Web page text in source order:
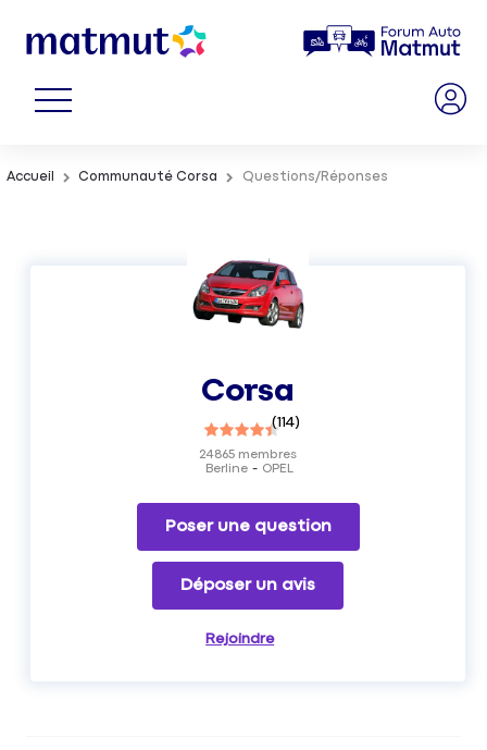
Accueil Communauté Corsa Questions/Réponses
Corsa
(114)
Berline OPEL
24865 membres
Poser une question
Déposer un avis
Rejoindre